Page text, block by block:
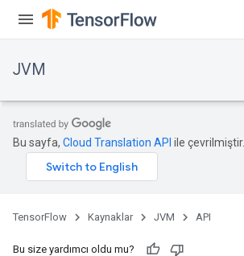
JVM
Bu sayfa, Cloud Translation API ile çevrilmiştir.
TensorFlow Kaynaklar JVM API
Bu size yardımcı oldu mu?